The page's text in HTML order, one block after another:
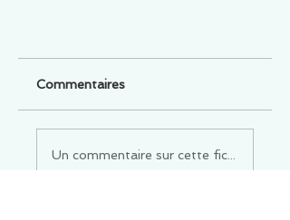
Commentaires
Un commentaire sur cette fiche ou cet